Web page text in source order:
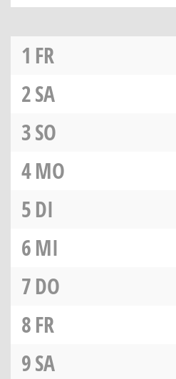
1 FR
2SA
3SO
4MO
5DI
6MI
7DO
8FR
9SA